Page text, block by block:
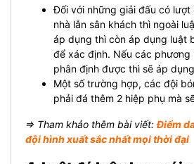
Đối với những giải đấu có lượt
nhà lẫn sân khách thì ngoài
áp dụng thì còn áp dụng luật
để xác định. Nếu các phương
phân định được thì sẽ áp
Một số trường hợp, các đội
phải đá thêm 2 hiệp phụ mà
⇒ Tham khảo thêm bài viết:Điểm
đội hình xuất sắc nhất mọi thời đại